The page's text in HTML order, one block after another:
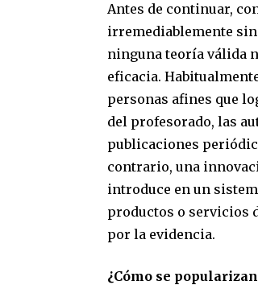
Antes de continuar,
irremediablemente
ninguna teoría válida
eficacia.
personas afines que
del profesorado, las
publicaciones
contrario, una
introduce en un
productos o servicios
por la evidencia.
¿Cómo se